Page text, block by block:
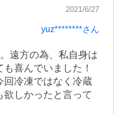
2021/6/27
yuz********さん
遠方の為、私自身は
喜んでいました！
回冷凍ではなく冷蔵
しかったと言って